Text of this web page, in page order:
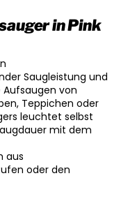
in Pink
Saugleistung und
Aufsaugen von
Teppichen oder
leuchtet selbst
mit dem
aus
oder den